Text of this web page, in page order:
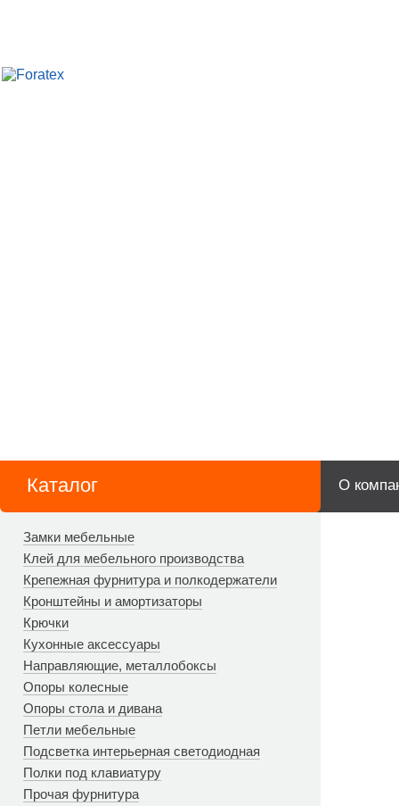
Каталог О
Замки мебельные
Клей для мебельного производства
Крепежная фурнитура и полкодержатели
Кронштейны и амортизаторы
Крючки
Кухонные аксессуары
Направляющие, металлобоксы
Опоры колесные
Опоры стола и дивана
Петли мебельные
Подсветка интерьерная светодиодная
Полки под клавиатуру
Прочая фурнитура